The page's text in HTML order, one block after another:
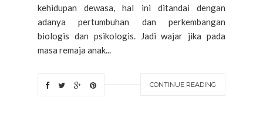
kehidupan dewasa, hal ini ditandai dengan
adanya pertumbuhan dan perkembangan
biologis dan psikologis. Jadi wajar jika pada
masa remaja anak...
CONTINUE READING